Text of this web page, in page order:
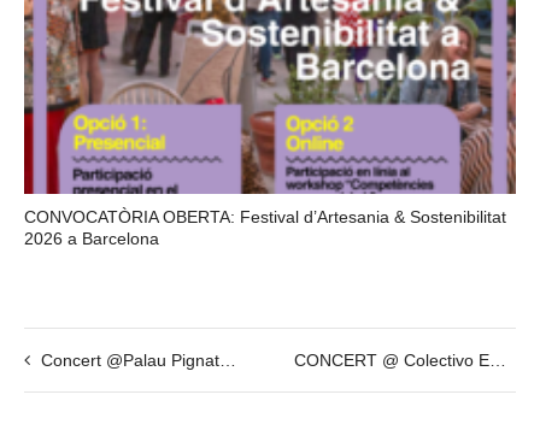
CONVOCATÒRIA OBERTA: Festival d’Artesania & Sostenibilitat
2026 a Barcelona
Concert @Palau Pignatelli (Bcn) by Lenio Liatsou – JAN 18th – 19h30